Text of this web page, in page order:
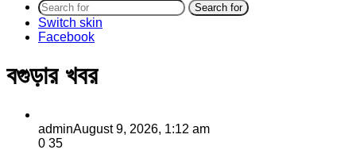
Search for
Switch skin
Facebook
বগুড়ার খবর
adminAugust 9, 2026, 1:12 am
0 35